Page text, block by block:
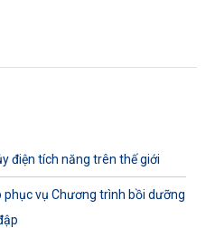
điện tích năng trên thế giới
phục vụ Chương trình bồi dưỡng